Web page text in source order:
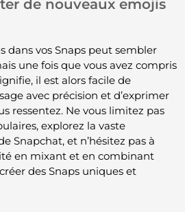
de nouveaux emojis
dans vos Snaps peut sembler
une fois que vous avez compris
il est alors facile de
avec précision et d’exprimer
ressentez. Ne vous limitez pas
explorez la vaste
Snapchat, et n’hésitez pas à
en mixant et en combinant
des Snaps uniques et